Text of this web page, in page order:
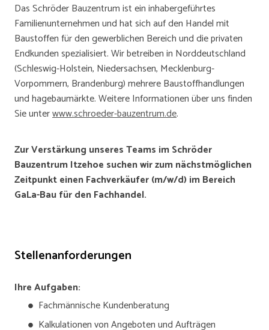
Das Schröder Bauzentrum ist ein inhabergeführtes
Familienunternehmen und hat sich auf den Handel mit
Baustoffen für den gewerblichen Bereich und die privaten
Endkunden spezialisiert. Wir betreiben in Norddeutschland
(Schleswig-Holstein, Niedersachsen, Mecklenburg-
Vorpommern, Brandenburg) mehrere Baustoffhandlungen
und hagebaumärkte. Weitere Informationen über uns finden
Sie unterwww.schroeder-bauzentrum.de.
Zur Verstärkung unseres Teams im Schröder
Bauzentrum Itzehoe suchen wir zum nächstmöglichen
Zeitpunkt einen Fachverkäufer (m/w/d) im Bereich
GaLa-Bau für den Fachhandel.
Stellenanforderungen
Ihre Aufgaben:
Fachmännische Kundenberatung
Kalkulationen von Angeboten und Aufträgen